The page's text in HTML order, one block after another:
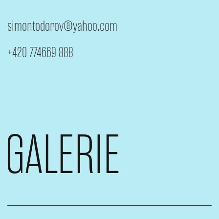
simontodorov@yahoo.com
+420 774669 888
GALERIE